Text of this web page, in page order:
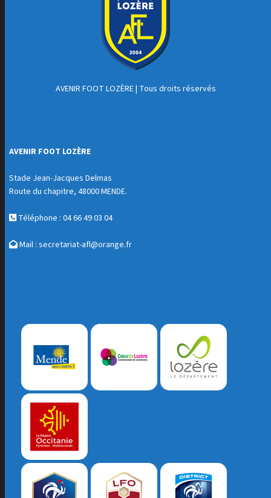
AVENIR FOOT LOZÈRE| Tous droits réservés
AVENIR FOOT LOZÈRE
Stade Jean-Jacques Delmas
Route du chapitre, 48000 MENDE.
Téléphone : 04 66 49 03 04
Mail : secretariat-afl@orange.fr